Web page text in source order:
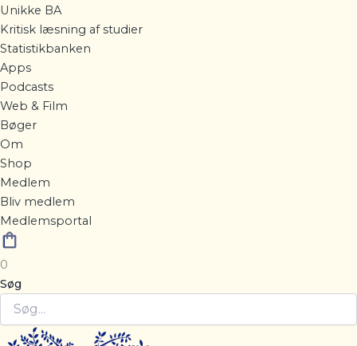
Unikke BA
Kritisk læsning af studier
Statistikbanken
Apps
Podcasts
Web & Film
Bøger
Om
Shop
Medlem
Bliv medlem
Medlemsportal
0
Søg